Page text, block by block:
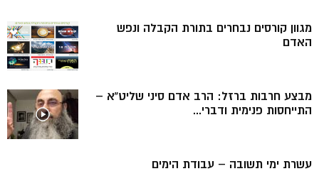
מגוון קורסים נבחרים בתורת הקבלה ונפש
האדם
מבצע חרבות ברזל: הרב אדם סיני שליט”א –
התייחסות פנימית ודברי...
עשרת ימי תשובה – עבודת הימים